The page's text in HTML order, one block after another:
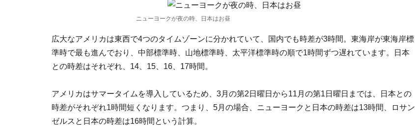
ニューヨークが夜の時、日本はお昼
広大なアメリカは東西で4つのタイムゾーンに分かれていて、国内でも時差が3時間。東海岸が東海岸標
準時で最も進んでおり、中部標準時、山地標準時、太平洋標準時の順で1時間ずつ遅れています。日本
との時差はそれぞれ、14、15、16、17時間。
アメリカはサマータイムを導入しているため、3月の第2日曜日から11月の第1日曜日までは、日本との
時差がそれぞれ1時間短くなります。つまり、5月の場合、ニューヨークと日本の時差は13時間、ロサン
ゼルスと日本の時差は16時間という計算。